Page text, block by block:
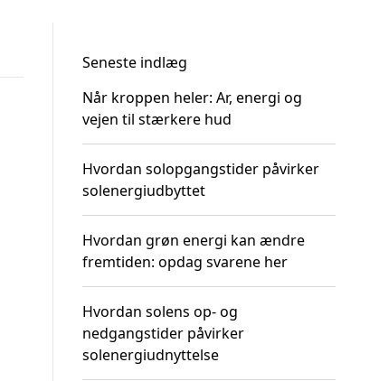
Seneste indlæg
Når kroppen heler: Ar, energi og
vejen til stærkere hud
Hvordan solopgangstider påvirker
solenergiudbyttet
Hvordan grøn energi kan ændre
fremtiden: opdag svarene her
Hvordan solens op- og
nedgangstider påvirker
solenergiudnyttelse